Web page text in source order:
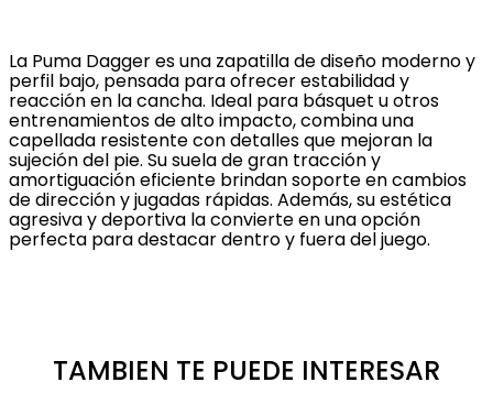
La Puma Dagger es una zapatilla de diseño moderno y
perfil bajo, pensada para ofrecer estabilidad y
reacción en la cancha. Ideal para básquet u otros
entrenamientos de alto impacto, combina una
capellada resistente con detalles que mejoran la
sujeción del pie. Su suela de gran tracción y
amortiguación eficiente brindan soporte en cambios
de dirección y jugadas rápidas. Además, su estética
agresiva y deportiva la convierte en una opción
perfecta para destacar dentro y fuera del juego.
TAMBIEN TE PUEDE INTERESAR